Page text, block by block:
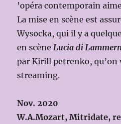
’opéra contemporain
La mise en scène est
Wysocka, qui il y a
en scèneLucia di
par Kirill petrenko, qu’on
streaming.
Nov. 2020
W.A.Mozart, Mitridate,